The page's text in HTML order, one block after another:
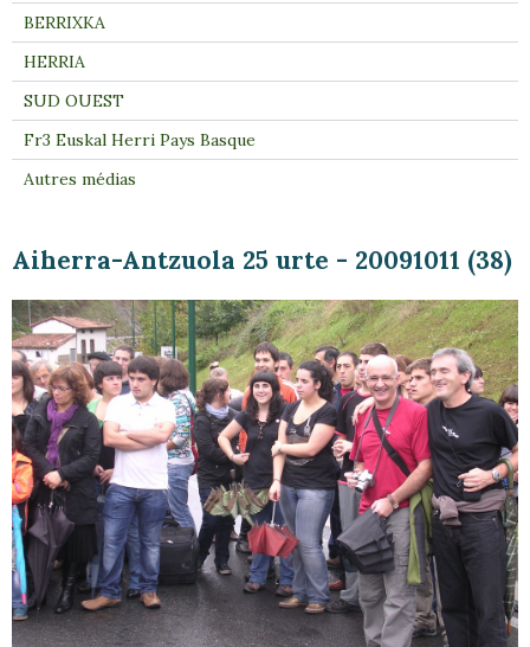
Aiherra-Antzuola 25 urte - 20091011 (38)
BERRIXKA
HERRIA
SUD OUEST
Fr3 Euskal Herri Pays Basque
Autres médias